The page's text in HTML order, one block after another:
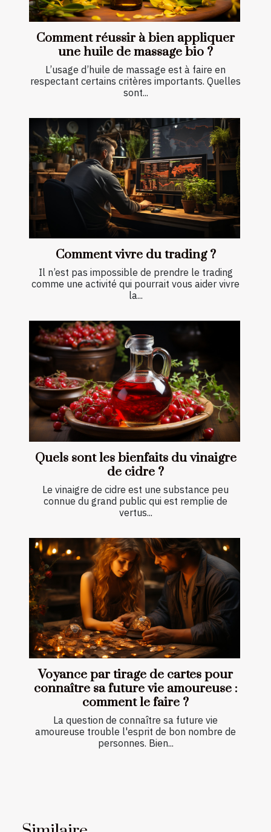
Comment réussir à bien appliquer
une huile de massage bio ?
L’usage d’huile de massage est à faire en
respectant certains critères importants. Quelles
sont...
Comment vivre du trading ?
Il n’est pas impossible de prendre le trading
comme une activité qui pourrait vous aider vivre
la...
Quels sont les bienfaits du vinaigre
de cidre ?
Le vinaigre de cidre est une substance peu
connue du grand public qui est remplie de
vertus...
Voyance par tirage de cartes pour
connaître sa future vie amoureuse :
comment le faire ?
La question de connaître sa future vie
amoureuse trouble l'esprit de bon nombre de
personnes. Bien...